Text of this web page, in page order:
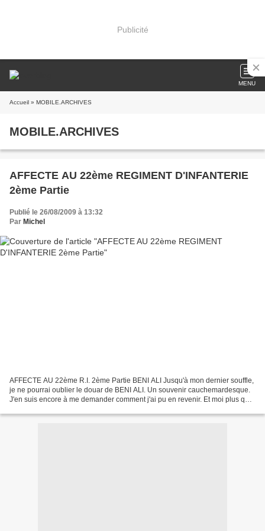
Publicité
MENU
Accueil » MOBILE.ARCHIVES
MOBILE.ARCHIVES
AFFECTE AU 22ème REGIMENT D'INFANTERIE
2ème Partie
Publié le 26/08/2009 à 13:32
Par Michel
AFFECTE AU 22ème R.I. 2ème Partie BENI ALI Jusqu'à mon dernier souffle,
je ne pourrai oublier le douar de BENI ALI. Un souvenir cauchemardesque.
J'en suis encore à me demander comment j'ai pu en revenir. Et moi plus que